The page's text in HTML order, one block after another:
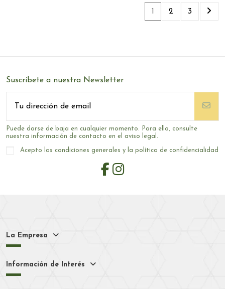
2 3
Suscríbete a nuestra Newsletter
Puede darse de baja en cualquier momento. Para ello, consulte
nuestra información de contacto en el aviso legal.
Acepto las condiciones generales y la política de confidencialidad
La Empresa
Información de Interés